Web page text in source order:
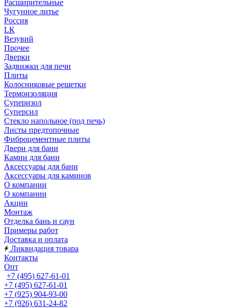
Расширительные
Чугунное литье
Россия
LК
Везувий
Прочее
Дверки
Задвижки для печи
Плиты
Колосниковые решетки
Термоизоляция
Суперизол
Суперсил
Стекло напольное (под печь)
Листы предтопочные
Фиброцементные плиты
Двери для бани
Камни для бани
Аксессуары для бани
Аксессуары для каминов
О компании
О компании
Акции
Монтаж
Отделка бань и саун
Примеры работ
Доставка и оплата
Ликвидация товара
Контакты
Опт
+7 (495) 627-61-01
+7 (495) 627-61-01
+7 (925) 904-93-00
+7 (926) 631-24-82